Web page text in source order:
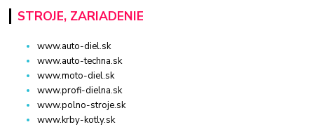
STROJE, ZARIADENIE
www.auto-diel.sk
www.auto-techna.sk
www.moto-diel.sk
www.profi-dielna.sk
www.polno-stroje.sk
www.krby-kotly.sk